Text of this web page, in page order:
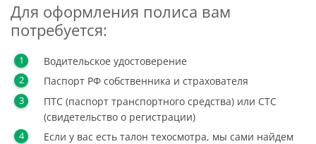
Для оформления полиса вам
потребуется:
Водительское удостоверение
Паспорт РФ собственника и страхователя
ПТС (паспорт транспортного средства) или СТС
(свидетельство о регистрации)
Если у вас есть талон техосмотра, мы сами найдем